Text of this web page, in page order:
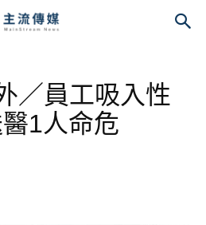
／員工吸入性
1人命危